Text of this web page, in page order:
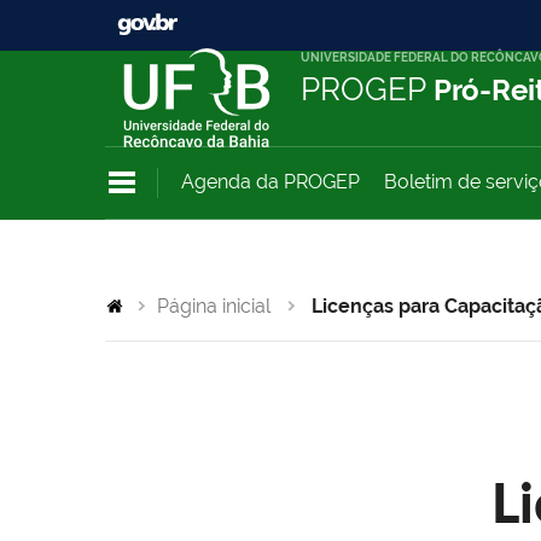
UNIVERSIDADE FEDERAL DO
PROGEP Pró-
Agenda da PROGEP Boletim de
Página inicial Licenças para